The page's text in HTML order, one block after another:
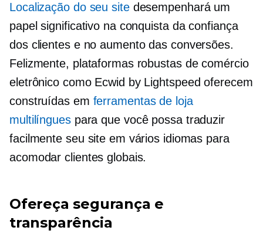
Localização do seu sitedesempenhará um
papel significativo na conquista da confiança
dos clientes e no aumento das conversões.
Felizmente, plataformas robustas de comércio
eletrônico como Ecwid by Lightspeed oferecem
construídas em ferramentas de loja
multilínguespara que você possa traduzir
facilmente seu site em vários idiomas para
acomodar clientes globais.
Ofereça segurança e
transparência